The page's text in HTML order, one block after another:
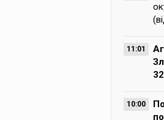
11:01
10:00